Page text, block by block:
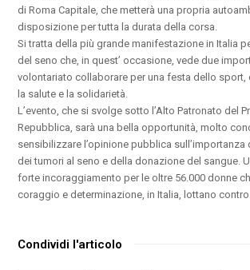
di Roma Capitale, che metterà una propria
disposizione per tutta la durata della corsa.
Si tratta della più grande manifestazione in Italia
del seno che, in quest’ occasione, vede due
volontariato collaborare per una festa dello sport,
la salute e la solidarietà.
L’evento, che si svolge sotto l’Alto Patronato del
Repubblica, sarà una bella opportunità, molto
sensibilizzare l’opinione pubblica sull’importanza
dei tumori al seno e della donazione del sangue.
forte incoraggiamento per le oltre 56.000 donne
coraggio e determinazione, in Italia, lottano contro
Condividi l'articolo